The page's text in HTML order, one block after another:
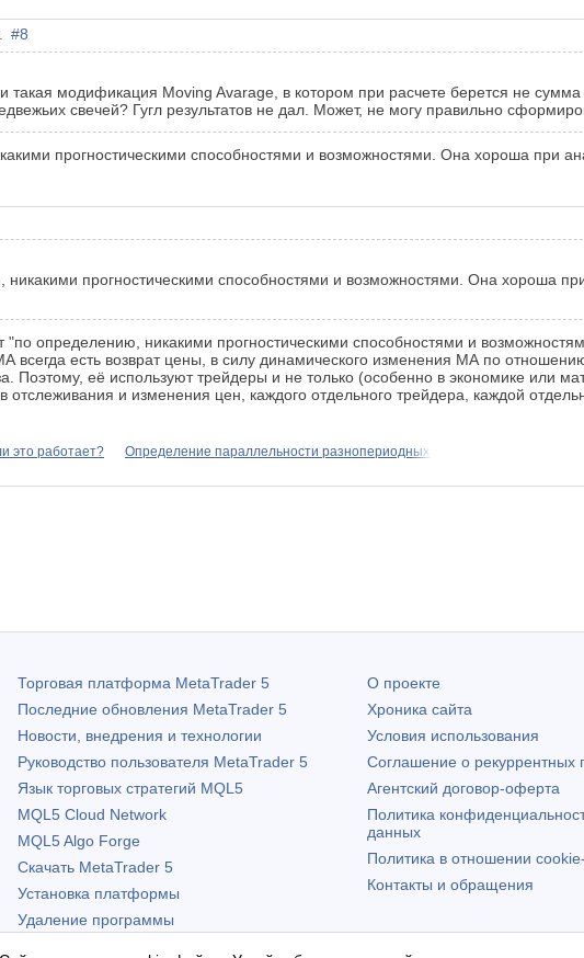
#8
такая модификация Moving Avarage, в котором при расчете берется не
свечей? Гугл результатов не дал. Может, не могу правильно
прогностическими способностями и возможностями. Она хороша при
прогностическими способностями и возможностями. Она хороша
"по определению, никакими прогностическими способностями и
всегда есть возврат цены, в силу динамического изменения МА по
Поэтому, её используют трейдеры и не только (особенно в экономике или
и изменения цен, каждого отдельного трейдера, каждой
это работает? Определение параллельности разнопериодных Moving
Торговая платформа MetaTrader 5
Последние обновления MetaTrader 5
Новости, внедрения и технологии
Руководство пользователя MetaTrader 5
Язык торговых стратегий MQL5
MQL5 Cloud Network
MQL5 Algo Forge
Скачать MetaTrader 5
Установка платформы
Удаление программы
О проекте
Хроника сайта
Условия использования
Соглашение о рекуррентных
Агентский договор-оферта
Политика
данных
Политика в отношении
Контакты и обращения